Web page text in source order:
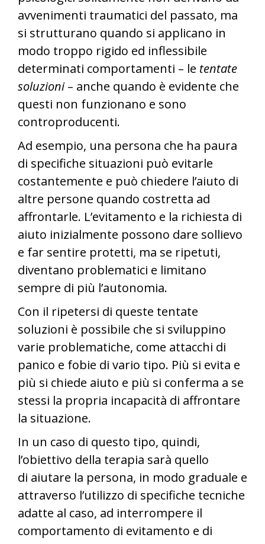
avvenimenti traumatici del passato, ma
si strutturano quando si applicano in
modo troppo rigido ed inflessibile
determinati comportamenti – le tentate
soluzioni– anche quando è evidente che
questi non funzionano e sono
controproducenti.
Ad esempio, una persona che ha paura
di specifiche situazioni può evitarle
costantemente e può chiedere l’aiuto di
altre persone quando costretta ad
affrontarle. L’evitamento e la richiesta di
aiuto inizialmente possono dare sollievo
e far sentire protetti, ma se ripetuti,
diventano problematici e limitano
sempre di più l’autonomia.
Con il ripetersi di queste tentate
soluzioni è possibile che si sviluppino
varie problematiche, come attacchi di
panico e fobie di vario tipo. Più si evita e
più si chiede aiuto e più si conferma a se
stessi la propria incapacità di affrontare
la situazione.
In un caso di questo tipo, quindi,
l’obiettivo della terapia sarà quello
di aiutare la persona, in modo graduale e
attraverso l’utilizzo di specifiche tecniche
adatte al caso, ad interrompere il
comportamento di evitamento e di